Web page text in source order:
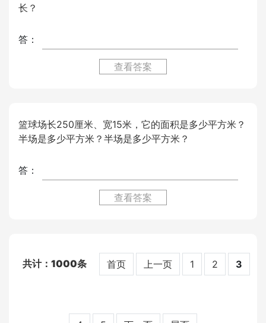
长？
答：
查看答案
篮球场长250厘米、宽15米，它的面积是多少平方米？
半场是多少平方米？半场是多少平方米？
答：
查看答案
1000 首页 上一页 1 2 3